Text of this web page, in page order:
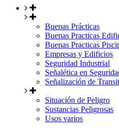
Buenas Prácticas
Buenas Practicas
Buenas Practicas
Empresas y Edificios
Seguridad Industrial
Señalética en
Señalización de
Situación de Peligro
Sustancias Peligrosas
Usos varios